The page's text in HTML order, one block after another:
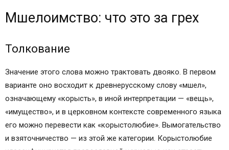
Мшелоимство: что это за грех
Толкование
Значение этого слова можно трактовать двояко. В первом
варианте оно восходит к древнерусскому слову «мшел»,
означающему «корысть», в иной интерпретации — «вещь»,
«имущество», и в церковном контексте современного языка
его можно перевести как «корыстолюбие». Вымогательство
и взяточничество — из этой же категории. Корыстолюбие